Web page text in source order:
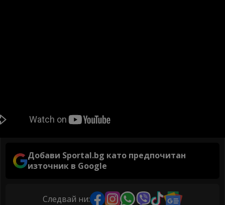
Добави Sportal.bg като предпочитан
източник в Google
Следвай ни: